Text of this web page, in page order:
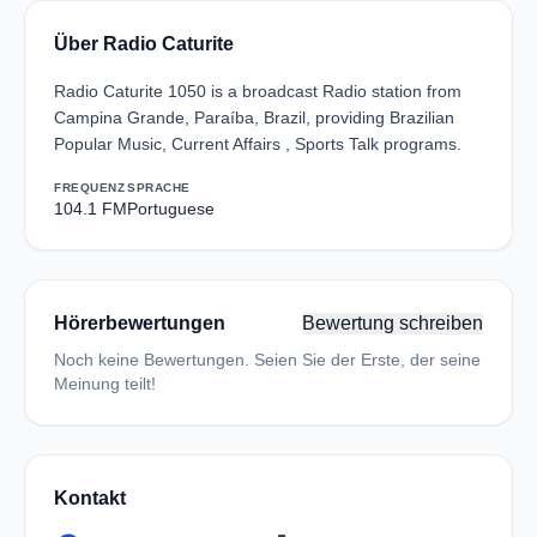
Über Radio Caturite
Radio Caturite 1050 is a broadcast Radio station from
Campina Grande, Paraíba, Brazil, providing Brazilian
Popular Music, Current Affairs , Sports Talk programs.
FREQUENZ
104.1 FM
SPRACHE
Portuguese
Hörerbewertungen Bewertung schreiben
Noch keine Bewertungen. Seien Sie der Erste, der seine
Meinung teilt!
Kontakt